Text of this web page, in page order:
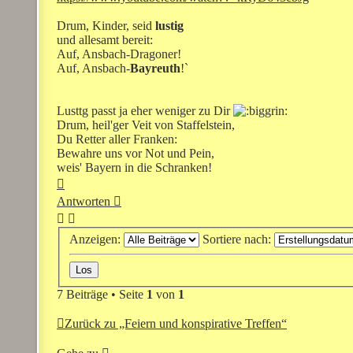
Drum, Kinder, seid lustig
und allesamt bereit:
Auf, Ansbach-Dragoner!
Auf, Ansbach-Bayreuth!`
Lusttg passt ja eher weniger zu Dir
Drum, heil'ger Veit von Staffelstein,
Du Retter aller Franken:
Bewahre uns vor Not und Pein,
weis' Bayern in die Schranken!
oben
Antworten
Anzeigen: Sortiere nach:
7 Beiträge • Seite 1 von 1
Zurück zu „Feiern und konspirative Treffen“